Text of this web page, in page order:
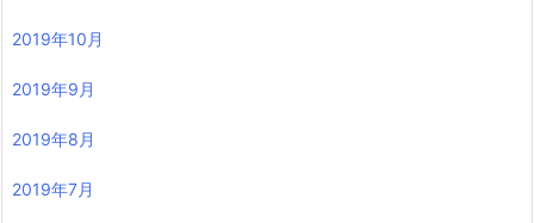
2019年10月
2019年9月
2019年8月
2019年7月